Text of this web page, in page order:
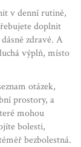
v denní rutině,
doplnit
zdravé. A
výplň, místo
otázek,
prostory, a
mohou
bolesti,
bezbolestná.